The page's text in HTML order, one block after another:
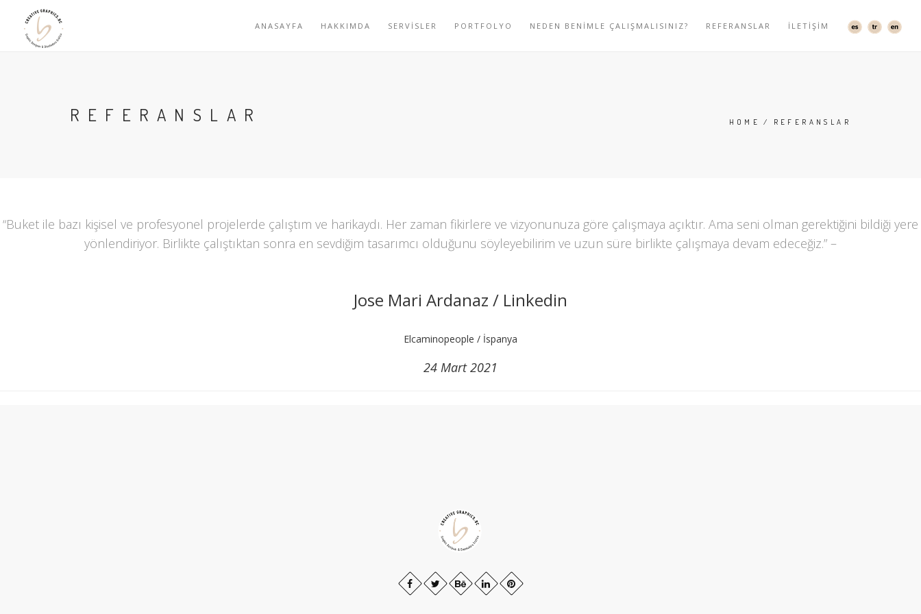
ANASAYFA HAKKIMDA SERVISLER PORTFOLYO NEDEN BENIMLE ÇALIŞMALISINIZ? REFERANSLAR İLETIŞIM
REFERANSLAR HOME REFERANSLAR
“Buket ile bazı kişisel ve profesyonel projelerde çalıştım ve harikaydı. Her zaman fikirlere ve vizyonunuza göre çalışmaya açıktır. Ama seni olman gerektiğini bildiği yere
yönlendiriyor. Birlikte çalıştıktan sonra en sevdiğim tasarımcı olduğunu söyleyebilirim ve uzun süre birlikte çalışmaya devam edeceğiz.” –
Jose Mari Ardanaz / Linkedin
Elcaminopeople / İspanya
24 Mart 2021